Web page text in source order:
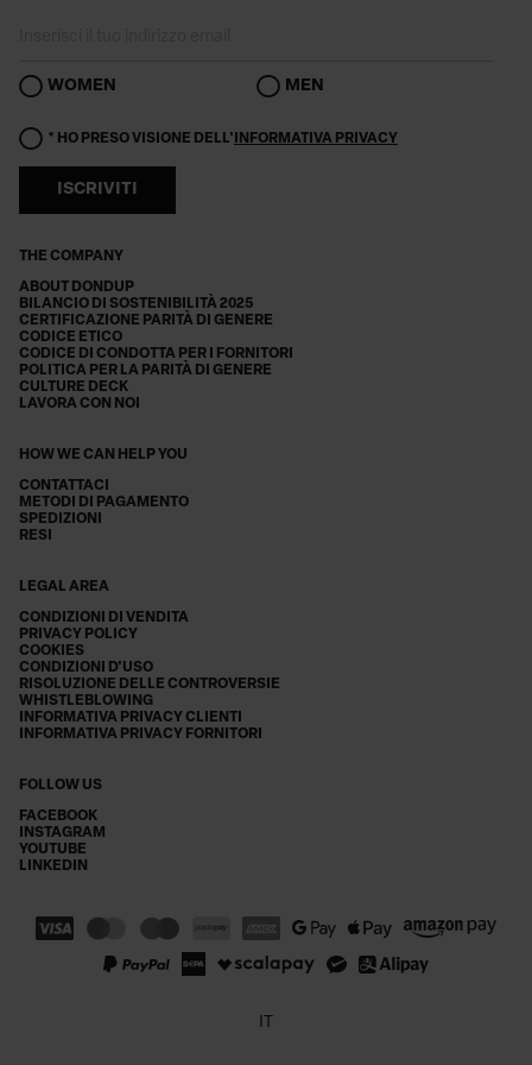
THE COMPANY
ABOUT DONDUP
BILANCIO DI SOSTENIBILITÀ 2025
CERTIFICAZIONE PARITÀ DI GENERE
CODICE ETICO
CODICE DI CONDOTTA PER I FORNITORI
POLITICA PER LA PARITÀ DI GENERE
CULTURE DECK
LAVORA CON NOI
HOW WE CAN HELP YOU
CONTATTACI
METODI DI PAGAMENTO
SPEDIZIONI
RESI
LEGAL AREA
CONDIZIONI DI VENDITA
PRIVACY POLICY
COOKIES
CONDIZIONI D'USO
RISOLUZIONE DELLE CONTROVERSIE
WHISTLEBLOWING
INFORMATIVA PRIVACY CLIENTI
INFORMATIVA PRIVACY FORNITORI
FOLLOW US
FACEBOOK
INSTAGRAM
YOUTUBE
LINKEDIN
WOMEN MEN
* HO PRESO VISIONE DELL' INFORMATIVA PRIVACY
ISCRIVITI
IT